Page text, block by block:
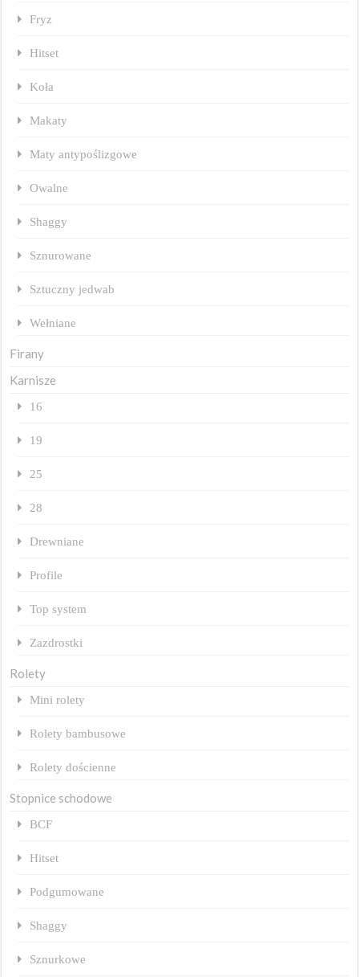
Fryz
Hitset
Koła
Makaty
Maty antypoślizgowe
Owalne
Shaggy
Sznurowane
Sztuczny jedwab
Wełniane
Firany
Karnisze
16
19
25
28
Drewniane
Profile
Top system
Zazdrostki
Rolety
Mini rolety
Rolety bambusowe
Rolety dościenne
Stopnice schodowe
BCF
Hitset
Podgumowane
Shaggy
Sznurkowe